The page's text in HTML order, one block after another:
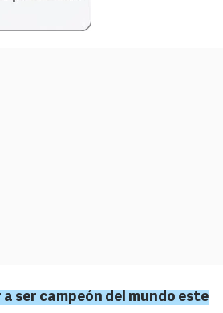
ser campeón del mundo este